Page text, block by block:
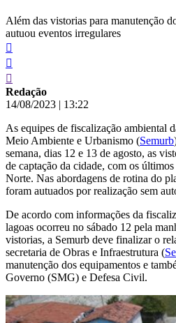
Além das vistorias para manutenção
autuou eventos irregulares
Redação
14/08/2023 | 13:22
As equipes de fiscalização ambiental
Meio Ambiente e Urbanismo (Semurb
semana, dias 12 e 13 de agosto, as
de captação da cidade, com os
Norte. Nas abordagens de rotina do
foram autuados por realização sem
De acordo com informações da
lagoas ocorreu no sábado 12 pela
vistorias, a Semurb deve finalizar o
secretaria de Obras e Infraestrutura (
manutenção dos equipamentos e
Governo (SMG) e Defesa Civil.